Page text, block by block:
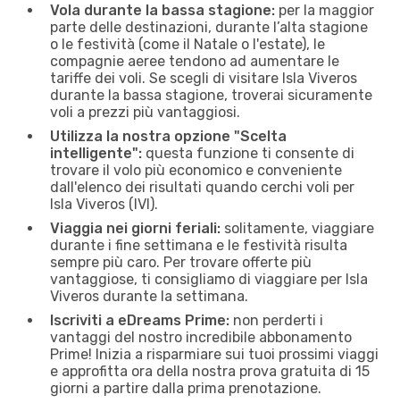
Vola durante la bassa stagione: per la maggior
parte delle destinazioni, durante l’alta stagione
o le festività (come il Natale o l'estate), le
compagnie aeree tendono ad aumentare le
tariffe dei voli. Se scegli di visitare Isla Viveros
durante la bassa stagione, troverai sicuramente
voli a prezzi più vantaggiosi.
Utilizza la nostra opzione "Scelta
intelligente": questa funzione ti consente di
trovare il volo più economico e conveniente
dall'elenco dei risultati quando cerchi voli per
Isla Viveros (IVI).
Viaggia nei giorni feriali: solitamente, viaggiare
durante i fine settimana e le festività risulta
sempre più caro. Per trovare offerte più
vantaggiose, ti consigliamo di viaggiare per Isla
Viveros durante la settimana.
Iscriviti a eDreams Prime: non perderti i
vantaggi del nostro incredibile abbonamento
Prime! Inizia a risparmiare sui tuoi prossimi viaggi
e approfitta ora della nostra prova gratuita di 15
giorni a partire dalla prima prenotazione.